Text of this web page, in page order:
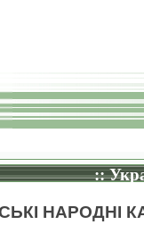
::
НАРОДНІ